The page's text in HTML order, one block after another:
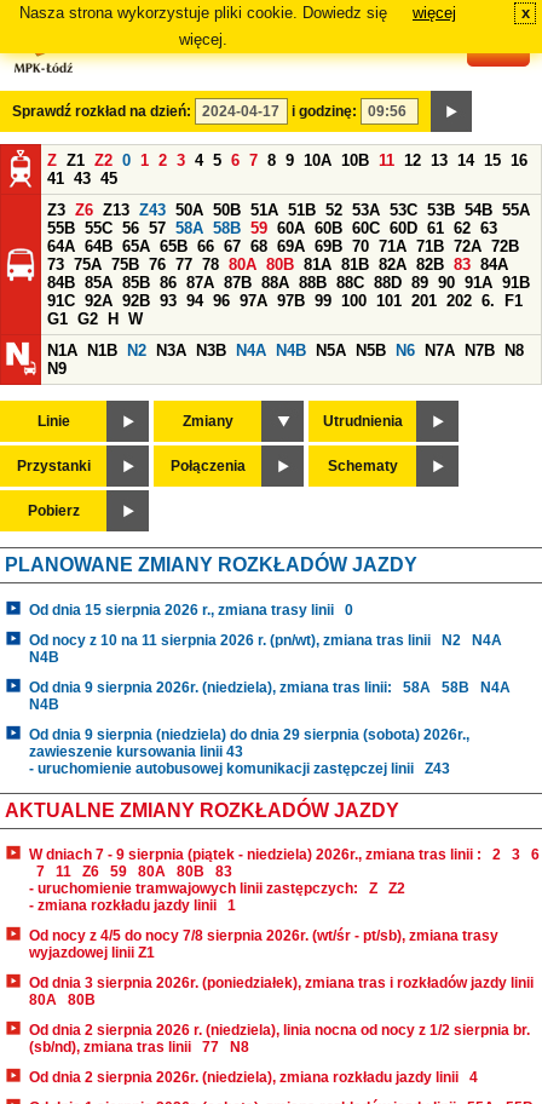
Nasza strona wykorzystuje pliki cookie. Dowiedz się
więcej.
więcej x
Sprawdź rozkład na dzień: i godzinę:
Z Z1 Z2 0 1 2 3 4 5 6 7 8 9 10A 10B 11 12 13 14 15 16
41 43 45
Z3 Z6 Z13 Z43 50A 50B 51A 51B 52 53A 53C 53B 54B 55A
55B 55C 56 57 58A 58B 59 60A 60B 60C 60D 61 62 63
64A 64B 65A 65B 66 67 68 69A 69B 70 71A 71B 72A 72B
73 75A 75B 76 77 78 80A 80B 81A 81B 82A 82B 83 84A
84B 85A 85B 86 87A 87B 88A 88B 88C 88D 89 90 91A 91B
91C 92A 92B 93 94 96 97A 97B 99 100 101 201 202 6.
F1
G1 G2 H
W
N1A
N1B N2 N3A N3B N4A N4B N5A N5B N6 N7A N7B
N8
N9
Linie Zmiany Utrudnienia
Przystanki Połączenia Schematy
Pobierz
PLANOWANE ZMIANY ROZKŁADÓW JAZDY
Od dnia 15 sierpnia 2026 r., zmiana trasy linii
0
Od nocy z 10 na 11 sierpnia 2026 r. (pn/wt), zmiana tras linii
N2
N4A
N4B
Od dnia 9 sierpnia 2026r. (niedziela), zmiana tras linii:
58A 58B
N4A
N4B
Od dnia 9 sierpnia (niedziela) do dnia 29 sierpnia (sobota) 2026r.,
zawieszenie kursowania linii 43
- uruchomienie autobusowej komunikacji zastępczej linii
Z43
AKTUALNE ZMIANY ROZKŁADÓW JAZDY
W dniach 7 - 9 sierpnia (piątek - niedziela) 2026r., zmiana tras linii : 2 3
6
7
11 Z6 59 80A 80B
83
- uruchomienie tramwajowych linii zastępczych:
Z
Z2
- zmiana rozkładu jazdy linii
1
Od nocy z 4/5 do nocy 7/8 sierpnia 2026r. (wt/śr - pt/sb), zmiana trasy
wyjazdowej linii Z1
Od dnia 3 sierpnia 2026r. (poniedziałek), zmiana tras i rozkładów jazdy linii
80A
80B
Od dnia 2 sierpnia 2026 r. (niedziela), linia nocna od nocy z 1/2 sierpnia br.
(sb/nd), zmiana tras linii
77
N8
Od dnia 2 sierpnia 2026r. (niedziela), zmiana rozkładu jazdy linii
4